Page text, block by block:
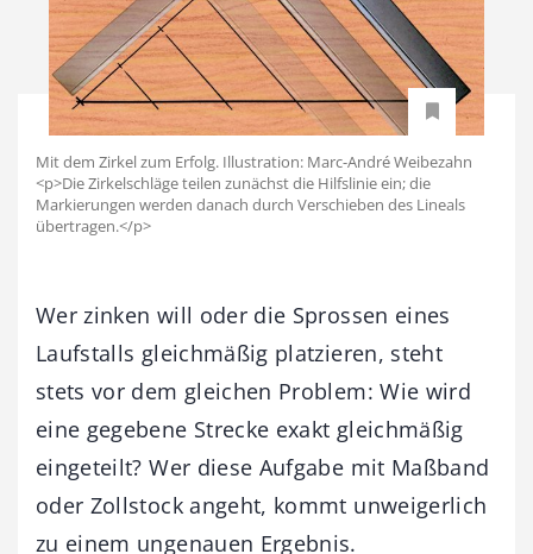
Mit dem Zirkel zum Erfolg. Illustration: Marc-André Weibezahn
<p>Die Zirkelschläge teilen zunächst die Hilfslinie ein; die
Markierungen werden danach durch Verschieben des Lineals
übertragen.</p>
Wer zinken will oder die Sprossen eines
Laufstalls gleichmäßig platzieren, steht
stets vor dem gleichen Problem: Wie wird
eine gegebene Strecke exakt gleichmäßig
eingeteilt? Wer diese Aufgabe mit Maßband
oder Zollstock angeht, kommt unweigerlich
zu einem ungenauen Ergebnis.